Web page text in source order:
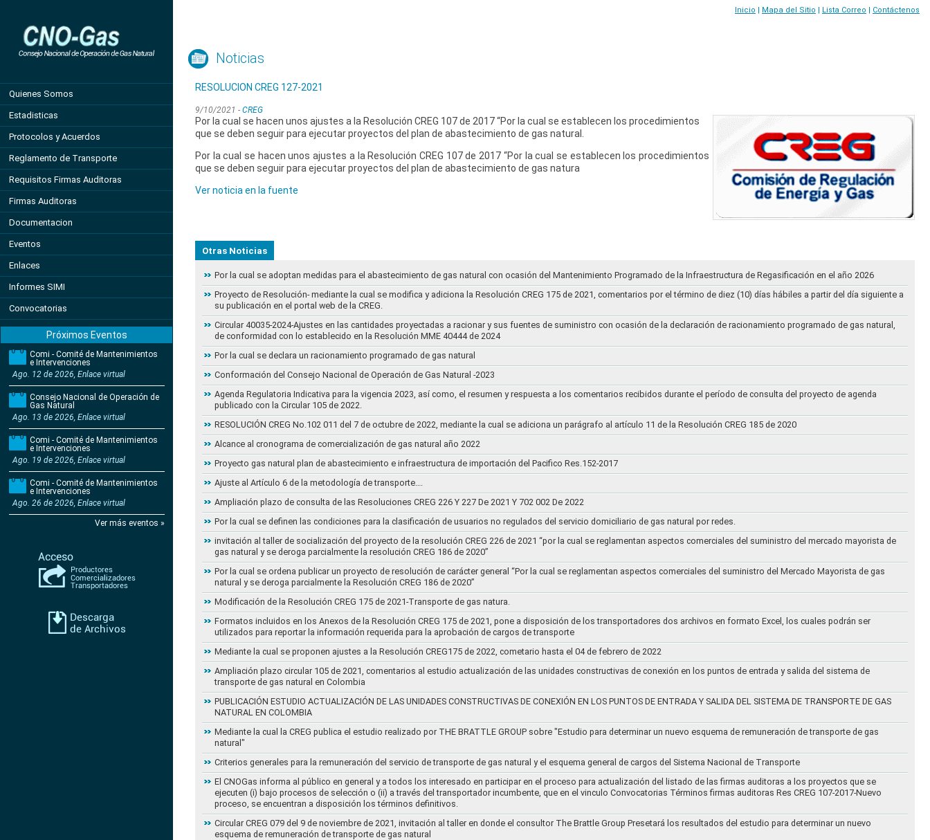
Quienes Somos
Estadisticas
Protocolos y Acuerdos
Reglamento de Transporte
Requisitos Firmas Auditoras
Firmas Auditoras
Documentacion
Eventos
Enlaces
Informes SIMI
Convocatorias
Próximos Eventos
Comi - Comité de Mantenimientos
e Intervenciones
Ago. 12 de 2026, Enlace virtual
Consejo Nacional de Operación de
Gas Natural
Ago. 13 de 2026, Enlace virtual
Comi - Comité de Mantenimientos
e Intervenciones
Ago. 19 de 2026, Enlace virtual
Comi - Comité de Mantenimientos
e Intervenciones
Ago. 26 de 2026, Enlace virtual
Ver más eventos »
Inicio | Mapa del Sitio | Lista Correo | Contáctenos
Noticias
RESOLUCION CREG 127-2021
9/10/2021 - CREG
Por la cual se hacen unos ajustes a la Resolución CREG 107 de 2017 “Por la cual se establecen los procedimientos
que se deben seguir para ejecutar proyectos del plan de abastecimiento de gas natural.
Por la cual se hacen unos ajustes a la Resolución CREG 107 de 2017 “Por la cual se establecen los procedimientos
que se deben seguir para ejecutar proyectos del plan de abastecimiento de gas natura
Ver noticia en la fuente
Otras Noticias
Por la cual se adoptan medidas para el abastecimiento de gas natural con ocasión del Mantenimiento Programado de la Infraestructura de Regasificación en el año 2026
Proyecto de Resolución- mediante la cual se modifica y adiciona la Resolución CREG 175 de 2021, comentarios por el término de diez (10) días hábiles a partir del día siguiente a
su publicación en el portal web de la CREG.
Circular 40035-2024-Ajustes en las cantidades proyectadas a racionar y sus fuentes de suministro con ocasión de la declaración de racionamiento programado de gas natural,
de conformidad con lo establecido en la Resolución MME 40444 de 2024
Por la cual se declara un racionamiento programado de gas natural
Conformación del Consejo Nacional de Operación de Gas Natural -2023
Agenda Regulatoria Indicativa para la vigencia 2023, así como, el resumen y respuesta a los comentarios recibidos durante el período de consulta del proyecto de agenda
publicado con la Circular 105 de 2022.
RESOLUCIÓN CREG No.102 011 del 7 de octubre de 2022, mediante la cual se adiciona un parágrafo al artículo 11 de la Resolución CREG 185 de 2020
Alcance al cronograma de comercialización de gas natural año 2022
Proyecto gas natural plan de abastecimiento e infraestructura de importación del Pacifico Res.152-2017
Ajuste al Artículo 6 de la metodología de transporte….
Ampliación plazo de consulta de las Resoluciones CREG 226 Y 227 De 2021 Y 702 002 De 2022
Por la cual se definen las condiciones para la clasificación de usuarios no regulados del servicio domiciliario de gas natural por redes.
invitación al taller de socialización del proyecto de la resolución CREG 226 de 2021 “por la cual se reglamentan aspectos comerciales del suministro del mercado mayorista de
gas natural y se deroga parcialmente la resolución CREG 186 de 2020”
Por la cual se ordena publicar un proyecto de resolución de carácter general “Por la cual se reglamentan aspectos comerciales del suministro del Mercado Mayorista de gas
natural y se deroga parcialmente la Resolución CREG 186 de 2020”
Modificación de la Resolución CREG 175 de 2021-Transporte de gas natura.
Formatos incluidos en los Anexos de la Resolución CREG 175 de 2021, pone a disposición de los transportadores dos archivos en formato Excel, los cuales podrán ser
utilizados para reportar la información requerida para la aprobación de cargos de transporte
Mediante la cual se proponen ajustes a la Resolución CREG175 de 2022, cometario hasta el 04 de febrero de 2022
Ampliación plazo circular 105 de 2021, comentarios al estudio actualización de las unidades constructivas de conexión en los puntos de entrada y salida del sistema de
transporte de gas natural en Colombia
PUBLICACIÓN ESTUDIO ACTUALIZACIÓN DE LAS UNIDADES CONSTRUCTIVAS DE CONEXIÓN EN LOS PUNTOS DE ENTRADA Y SALIDA DEL SISTEMA DE TRANSPORTE DE GAS
NATURAL EN COLOMBIA
Mediante la cual la CREG publica el estudio realizado por THE BRATTLE GROUP sobre "Estudio para determinar un nuevo esquema de remuneración de transporte de gas
natural"
Criterios generales para la remuneración del servicio de transporte de gas natural y el esquema general de cargos del Sistema Nacional de Transporte
El CNOGas informa al público en general y a todos los interesado en participar en el proceso para actualización del listado de las firmas auditoras a los proyectos que se
ejecuten (i) bajo procesos de selección o (ii) a través del transportador incumbente, que en el vinculo Convocatorias Términos firmas auditoras Res CREG 107-2017-Nuevo
proceso, se encuentran a disposición los términos definitivos.
Circular CREG 079 del 9 de noviembre de 2021, invitación al taller en donde el consultor The Brattle Group Presetará los resultados del estudio para determinar un nuevo
esquema de remuneración de transporte de gas natural